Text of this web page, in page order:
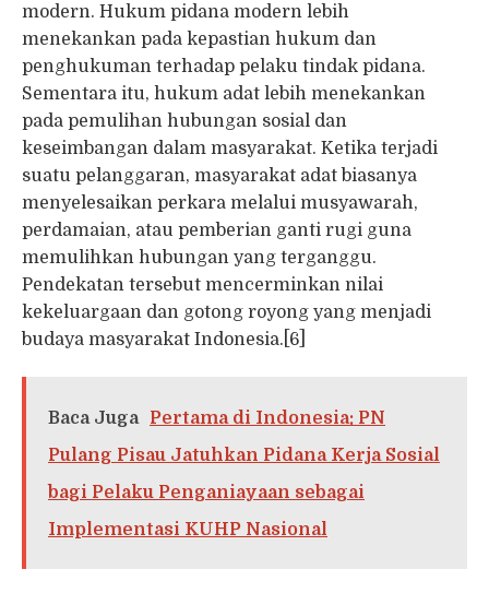
modern. Hukum pidana modern lebih
menekankan pada kepastian hukum dan
penghukuman terhadap pelaku tindak pidana.
Sementara itu, hukum adat lebih menekankan
pada pemulihan hubungan sosial dan
keseimbangan dalam masyarakat. Ketika terjadi
suatu pelanggaran, masyarakat adat biasanya
menyelesaikan perkara melalui musyawarah,
perdamaian, atau pemberian ganti rugi guna
memulihkan hubungan yang terganggu.
Pendekatan tersebut mencerminkan nilai
kekeluargaan dan gotong royong yang menjadi
budaya masyarakat Indonesia.[6]
Baca Juga
Pertama di Indonesia: PN
Pulang Pisau Jatuhkan Pidana Kerja Sosial
bagi Pelaku Penganiayaan sebagai
Implementasi KUHP Nasional